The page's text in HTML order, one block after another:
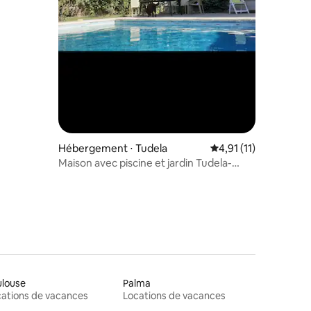
Hébergement ⋅ Tudela Évaluation moyenne
4,91 (11)
Maison avec piscine et jardin Tudela-
de vacances
Palma
Locations de vacances